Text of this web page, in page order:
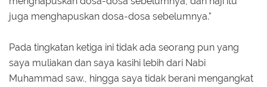
juga menghapuskan dosa-dosa sebelumnya."
Pada tingkatan ketiga ini tidak ada seorang pun yang
saya muliakan dan saya kasihi lebih dari Nabi
Muhammad saw., hingga saya tidak berani mengangkat